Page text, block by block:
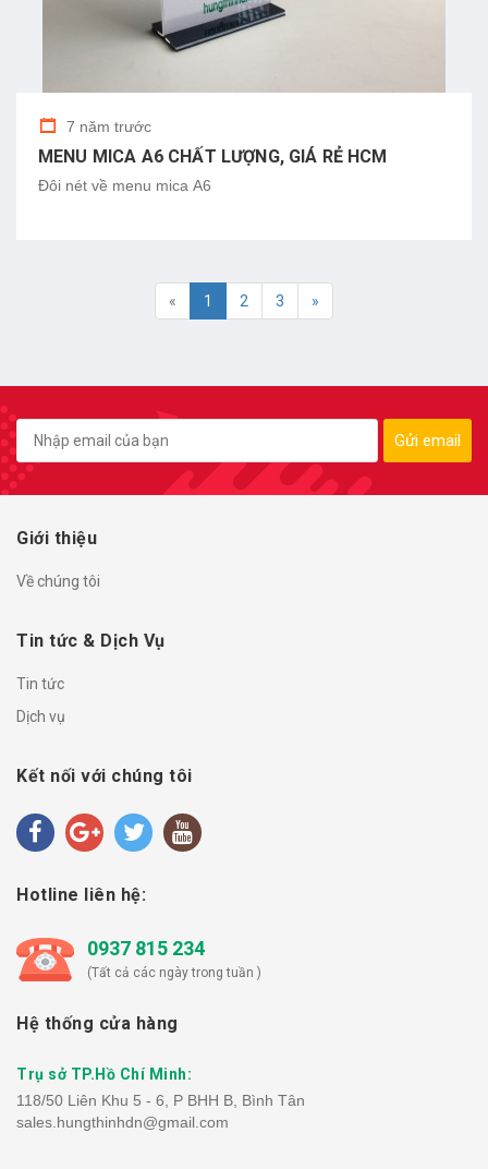
7 năm trước
MENU MICA A6 CHẤT LƯỢNG, GIÁ RẺ HCM
Đôi nét về menu mica A6
« 1 2 3 »
Gửi email
Giới thiệu
Về chúng tôi
Tin tức & Dịch Vụ
Tin tức
Dịch vụ
Kết nối với chúng tôi
Hotline liên hệ:
0937 815 234
(Tất cả các ngày trong tuần )
Hệ thống cửa hàng
Trụ sở TP.Hồ Chí Minh:
118/50 Liên Khu 5 - 6, P BHH B, Bình Tân
sales.hungthinhdn@gmail.com